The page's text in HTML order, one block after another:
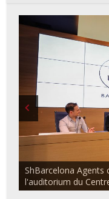
ShBarcelona
l'auditorium du